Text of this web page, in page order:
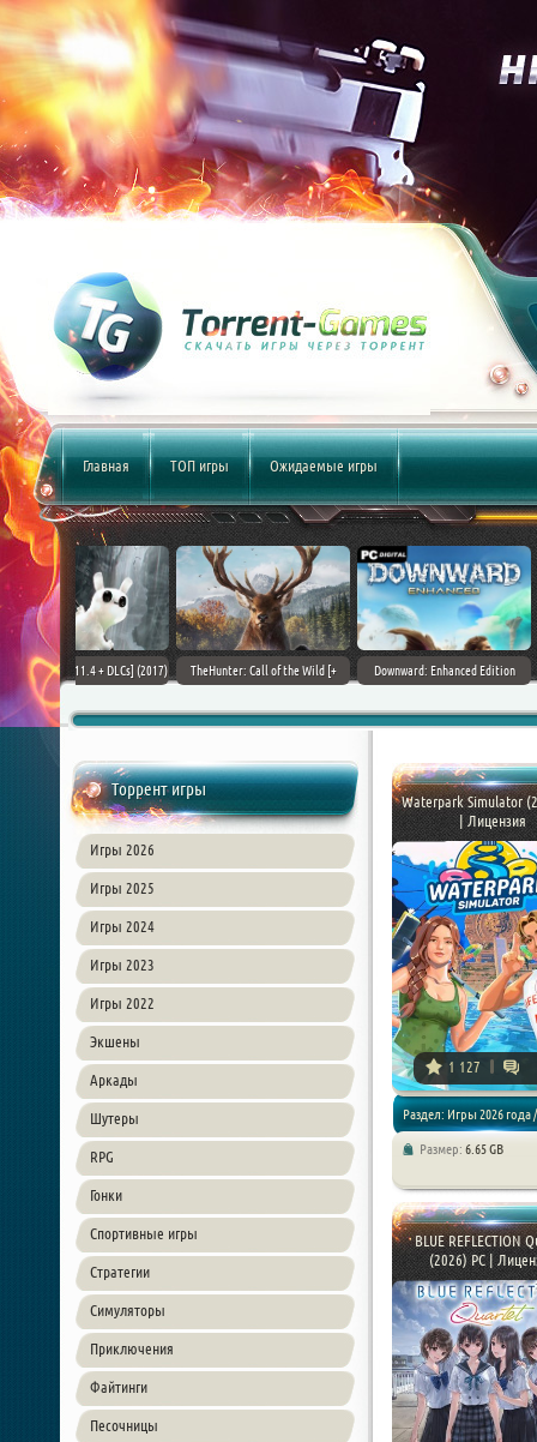
Главная ТОП игры Ожидаемые игры
(2017)
TheHunter: Call of the Wild [+
Downward: Enhanced Edition
Field of Glory II [+
Торрент игры
Игры 2026
Игры 2025
Игры 2024
Игры 2023
Игры 2022
Экшены
Аркады
Шутеры
RPG
Гонки
Спортивные игры
Стратегии
Симуляторы
Приключения
Файтинги
Песочницы
Waterpark Simulator
| Лицензия
1 127
Раздел: Игры 2026 года /
Размер: 6.65 GB
BLUE REFLECTION
(2026) PC |